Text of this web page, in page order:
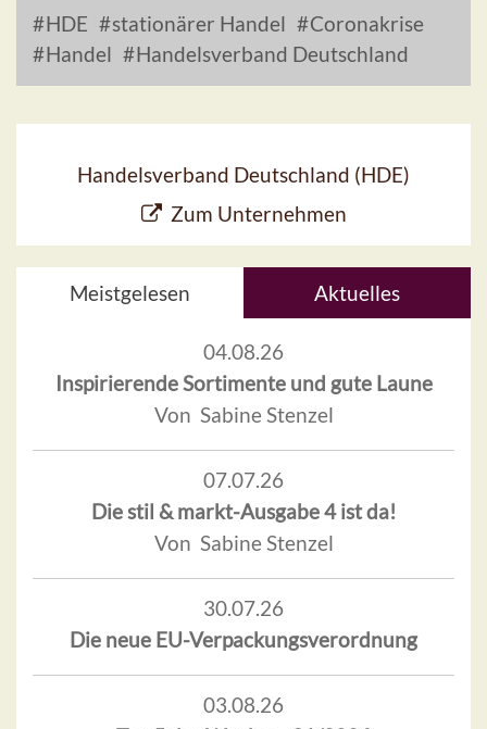
HDE stationärer Handel
Coronakrise
Handel
Handelsverband Deutschland
Handelsverband Deutschland (HDE)
Zum Unternehmen
Meistgelesen Aktuelles
04.08.26
Inspirierende Sortimente und gute Laune
Von Sabine Stenzel
07.07.26
Die stil & markt-Ausgabe 4 ist da!
Von Sabine Stenzel
30.07.26
Die neue EU-Verpackungsverordnung
03.08.26